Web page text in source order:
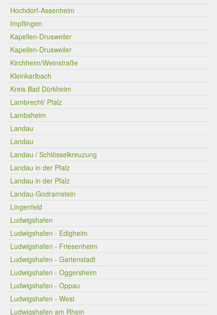
Hochdorf-Assenheim
Impflingen
Kapellen-Drusweiler
Kapellen-Drusweiler
Kirchheim/Weinstraße
Kleinkarlbach
Kreis Bad Dürkheim
Lambrecht/ Pfalz
Lambsheim
Landau
Landau
Landau / Schlösselkreuzung
Landau in der Pfalz
Landau in der Pfalz
Landau-Godramstein
Lingenfeld
Ludwigshafen
Ludwigshafen - Edigheim
Ludwigshafen - Friesenheim
Ludwigshafen - Gartenstadt
Ludwigshafen - Oggersheim
Ludwigshafen - Oppau
Ludwigshafen - West
Ludwigshafen am Rhein